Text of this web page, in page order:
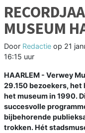
MUSEUM
Door Redactie op 21
16:15 uur
HAARLEM - Verwey
29.150 bezoekers, het
het museum in 1990.
succesvolle
bijbehorende
trokken. Hét